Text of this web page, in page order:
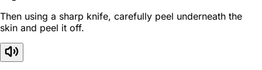
Then using a sharp knife, carefully peel underneath the
skin and peel it off.